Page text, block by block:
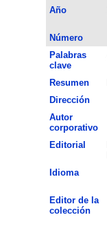
Año
Número
Palabras
clave
Resumen
Dirección
Autor
corporativo
Editorial
Idioma
Editor de la
colección